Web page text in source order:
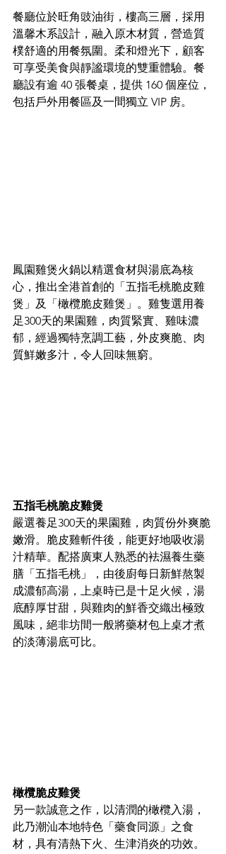
餐廳位於旺角豉油街，樓高三層，採用
溫馨木系設計，融入原木材質，營造質
樸舒適的用餐氛圍。柔和燈光下，顧客
可享受美食與靜謐環境的雙重體驗。餐
廳設有逾 40 張餐桌，提供 160 個座位，
包括戶外用餐區及一間獨立 VIP 房。
鳳園雞煲火鍋以精選食材與湯底為核
心，推出全港首創的「五指毛桃脆皮雞
煲」及「橄欖脆皮雞煲」。雞隻選用養
足300天的果園雞，肉質緊實、雞味濃
郁，經過獨特烹調工藝，外皮爽脆、肉
質鮮嫩多汁，令人回味無窮。
五指毛桃脆皮雞煲
嚴選養足300天的果園雞，肉質份外爽脆
嫩滑。脆皮雞斬件後，能更好地吸收湯
汁精華。配搭廣東人熟悉的袪濕養生藥
膳「五指毛桃」，由後廚每日新鮮熬製
成濃郁高湯，上桌時已是十足火候，湯
底醇厚甘甜，與雞肉的鮮香交織出極致
風味，絕非坊間一般將藥材包上桌才煮
的淡薄湯底可比。
橄欖脆皮雞煲
另一款誠意之作，以清潤的橄欖入湯，
此乃潮汕本地特色「藥食同源」之食
材，具有清熱下火、生津消炎的功效。